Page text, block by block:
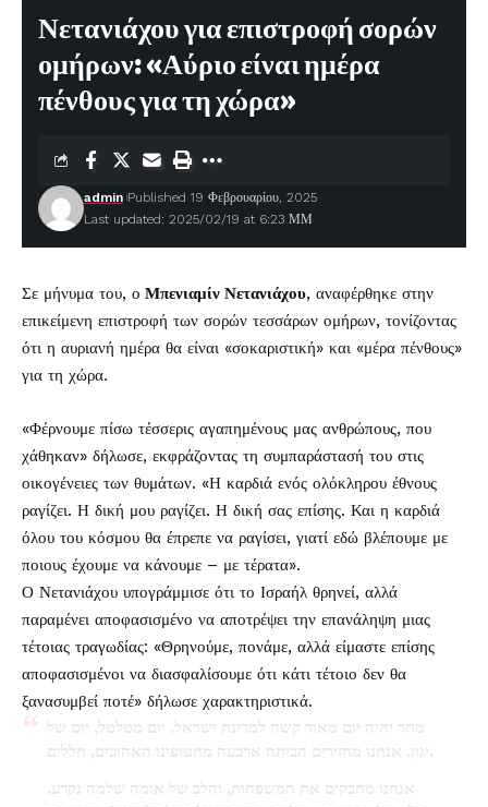
Νετανιάχου για επιστροφή σορών
ομήρων: «Αύριο είναι ημέρα
πένθους για τη χώρα»
Last updated: 2025/02/19 at 6:23 ΜΜ
admin Published 19 Φεβρουαρίου, 2025
Σε μήνυμα του, ο Μπενιαμίν Νετανιάχου, αναφέρθηκε στην
επικείμενη επιστροφή των σορών τεσσάρων ομήρων, τονίζοντας
ότι η αυριανή ημέρα θα είναι «σοκαριστική» και «μέρα πένθους»
για τη χώρα.
«Φέρνουμε πίσω τέσσερις αγαπημένους μας ανθρώπους, που
χάθηκαν» δήλωσε, εκφράζοντας τη συμπαράστασή του στις
οικογένειες των θυμάτων. «Η καρδιά ενός ολόκληρου έθνους
ραγίζει. Η δική μου ραγίζει. Η δική σας επίσης. Και η καρδιά
όλου του κόσμου θα έπρεπε να ραγίσει, γιατί εδώ βλέπουμε με
ποιους έχουμε να κάνουμε – με τέρατα».
Ο Νετανιάχου υπογράμμισε ότι το Ισραήλ θρηνεί, αλλά
παραμένει αποφασισμένο να αποτρέψει την επανάληψη μιας
τέτοιας τραγωδίας: «Θρηνούμε, πονάμε, αλλά είμαστε επίσης
αποφασισμένοι να διασφαλίσουμε ότι κάτι τέτοιο δεν θα
ξανασυμβεί ποτέ» δήλωσε χαρακτηριστικά.
מחר יהיה יום מאוד קשה למדינת ישראל. יום מטלטל, יום של
יגון. אנחנו מחזירים הביתה ארבעה מחטופינו האהובים, חללים.
אנחנו מחבקים את המשפחות, והלב של אומה שלמה נקרע.